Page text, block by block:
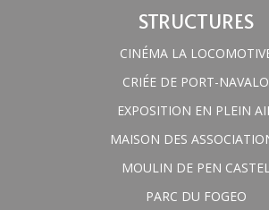
STRUCTURES
CINÉMA LA
CRIÉE DE PORT-NAVALO
EXPOSITION EN PLEIN
MAISON DES
MOULIN DE PEN
PARC DU FOGEO